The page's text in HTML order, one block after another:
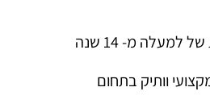
למעלה מ- 14 שנה
וותיק בתחום